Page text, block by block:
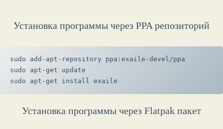
Установка программы через PPA репозиторий
sudo add-apt-repository ppa:exaile-devel/ppa
sudo apt-get update
sudo apt-get install exaile
Установка программы через Flatpak пакет